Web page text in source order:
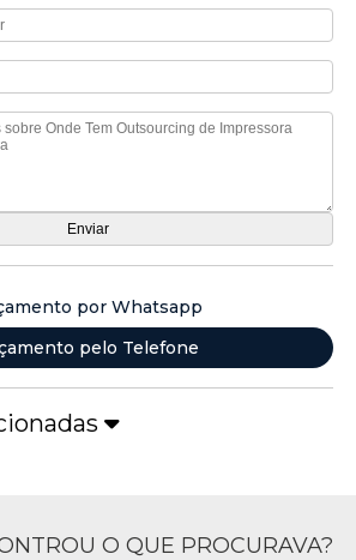
por Whatsapp
pelo Telefone
O QUE PROCURAVA?